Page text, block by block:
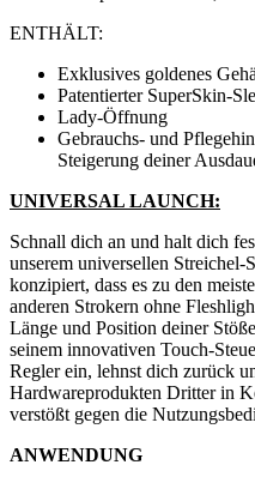
ENTHÄLT:
Exklusives goldenes
Patentierter SuperSkin-
Lady-Öffnung
Gebrauchs- und
Steigerung deiner
UNIVERSAL LAUNCH:
Schnall dich an und halt dich
unserem universellen
konzipiert, dass es zu den
anderen Strokern ohne
Länge und Position deiner
seinem innovativen Touch-
Regler ein, lehnst dich zurück
Hardwareprodukten Dritter in
verstößt gegen die
ANWENDUNG